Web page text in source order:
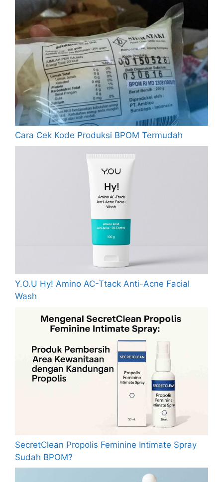
Cara Cek Kode Produksi BPOM Termudah
Y.O.U Hy! Amino AC-Ttack Anti-Acne Facial
Wash
SecretClean Propolis Feminine Intimate Spray
Sudah BPOM?